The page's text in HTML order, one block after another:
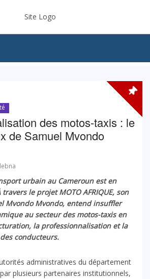
des motos-taxis : le
de Samuel Mvondo
urbain au Cameroun est en
le projet MOTO AFRIQUE, son
Mvondo Mvondo, entend insuffler
au secteur des motos-taxis en
la professionnalisation et la
conducteurs.
administratives du département
plusieurs partenaires institutionnels,